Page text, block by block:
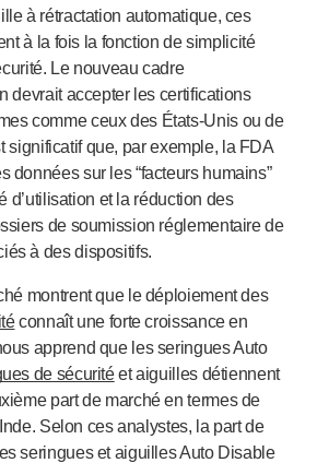
à rétractation automatique, ces
à la fois la fonction de simplicité
Le nouveau cadre
devrait accepter les certifications
comme ceux des États-Unisou de
significatif que, par exemple, la FDA
données sur les “facteurs humains”
d’utilisation et la réduction des
de soumission réglementaire de
à des dispositifs.
montrent que le déploiement des
connaît une forte croissance en
apprend que les seringues Auto
de sécuritéet aiguilles détiennent
part de marché en termes de
Selon ces analystes, la part de
seringues et aiguilles Auto Disable